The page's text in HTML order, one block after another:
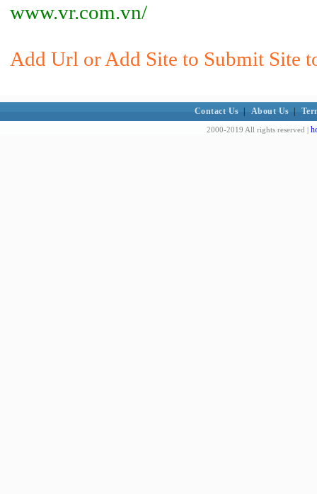
www.vr.com.vn/
Add Url or Add Site to Submit Site
Contact Us About Us
2000-2019 All rights reserved |